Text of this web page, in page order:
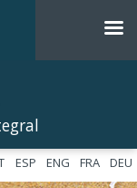
DEU
FRA
ENG
ESP